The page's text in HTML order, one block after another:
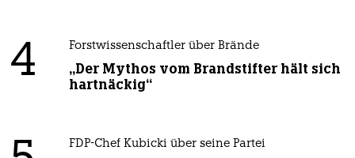
4 Forstwissenschaftler über Brände
„Der Mythos vom Brandstifter hält sich
hartnäckig“
FDP-Chef Kubicki über seine Partei